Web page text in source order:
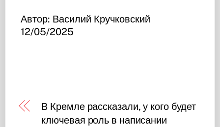
Автор: Василий Кручковский
12/05/2025
В Кремле рассказали, у кого будет
ключевая роль в написании